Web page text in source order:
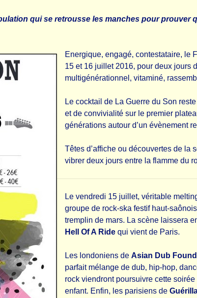
qui se retrousse les manches pour prouver
Energique, engagé, contestataire, le
15 et 16 juillet 2016, pour deux jours
multigénérationnel, vitaminé,
Le cocktail de La Guerre du Son
et de convivialité sur le premier
générations autour d’un évènement
Têtes d’affiche ou découvertes de la
vibrer deux jours entre la flamme du
Le vendredi 15 juillet, véritable
groupe de rock-ska festif haut-saônois
tremplin de mars. La scène laissera
Hell Of A Ride qui vient de Paris.
Les londoniens de Asian Dub
parfait mélange de dub, hip-hop,
rock viendront poursuivre cette
enfant. Enfin, les parisiens de